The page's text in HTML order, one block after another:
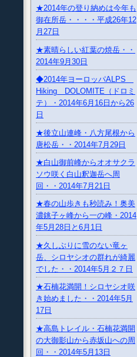
★2014年の登り納めは今年も
御在所岳・・・・平成26年12
月27日
★素晴らしい紅葉の焼岳・・
2014年9月30日
◆2014年ヨーロッパALPS
Hiking DOLOMITE（ドロミ
テ）・2014年6月16日から26
日
★後立山連峰・八方尾根から
唐松岳・・2014年7月29日
★白山御前峰からオオサクラ
ソウ咲く白山釈迦岳へ周
回・・2014年7月21日
★春の山歩きも秒読み！奥美
濃銚子ヶ峰から一の峰・2014
年5月28日と6月1日
★久しぶりに雪のない竜ヶ
岳、シロヤシオの群れが綺麗
でした・・2014年5月２７日
★石楠花満開！シロヤシオ咲
き始めました・・2014年5月
17日
★高島トレイル・石楠花満開
の大御影山から赤坂山への周
回・・2014年5月13日